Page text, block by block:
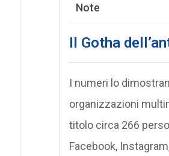
Note
Il Gotha
I numeri lo
organizzazioni
titolo circa 266
Facebook,